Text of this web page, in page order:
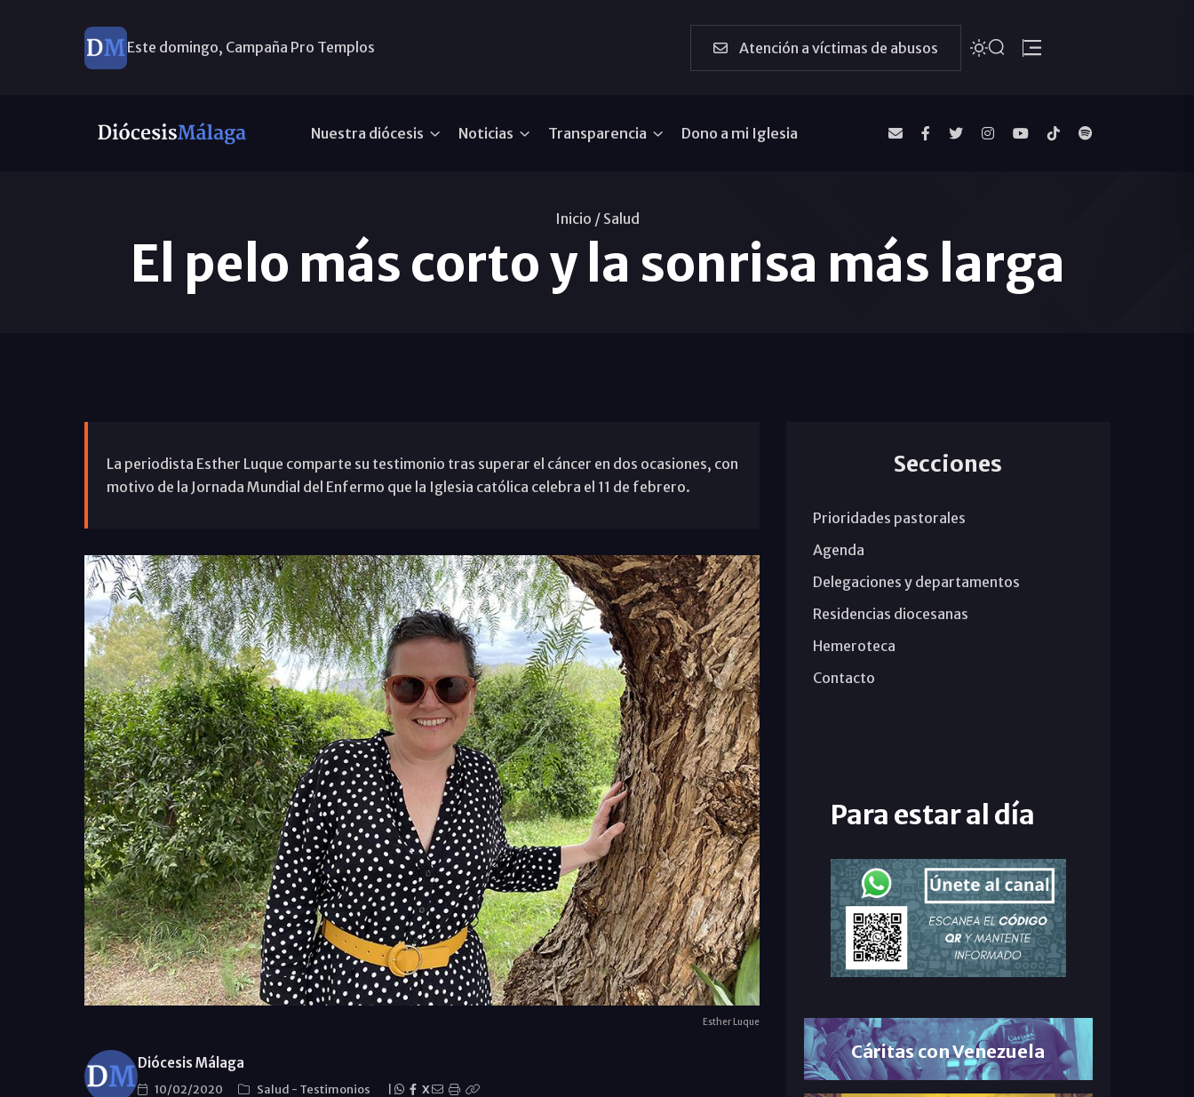
Este domingo, Campaña Pro Templos Atención a víctimas de abusos
Nuestra diócesis Noticias Transparencia Dono a mi Iglesia
Inicio / Salud
El pelo más corto y la sonrisa más larga
La periodista Esther Luque comparte su testimonio tras superar el cáncer en dos ocasiones, con
motivo de la Jornada Mundial del Enfermo que la Iglesia católica celebra el 11 de febrero.
Esther Luque
Diócesis Málaga
10/02/2020 Salud - Testimonios X
Secciones
Prioridades pastorales
Agenda
Delegaciones y departamentos
Residencias diocesanas
Hemeroteca
Contacto
Para estar al día
Cáritas con Venezuela